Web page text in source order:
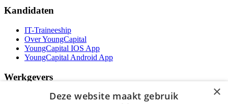
Kandidaten
IT-Traineeship
Over YoungCapital
YoungCapital IOS App
YoungCapital Android App
Werkgevers
Het concept
×
Deze website maakt gebruik